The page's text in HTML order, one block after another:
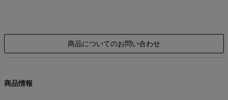
商品についてのお問い合わせ
商品情報